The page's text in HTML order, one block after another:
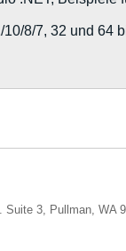
8/7, 32 und 64
Suite 3, Pullman, WA